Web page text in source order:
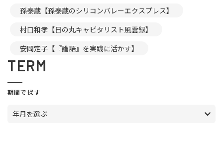
孫泰蔵【孫泰蔵のシリコンバレーエクスプレス】
村口和孝【日の丸キャピタリスト風雲録】
安岡定子【『論語』を実践に活かす】
TERM
期間で探す
年月を選ぶ